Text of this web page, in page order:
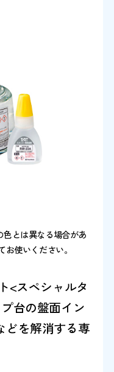
とは異なる場合があ
使いください。
<スペシャルタ
台の盤面イン
どを解消する専